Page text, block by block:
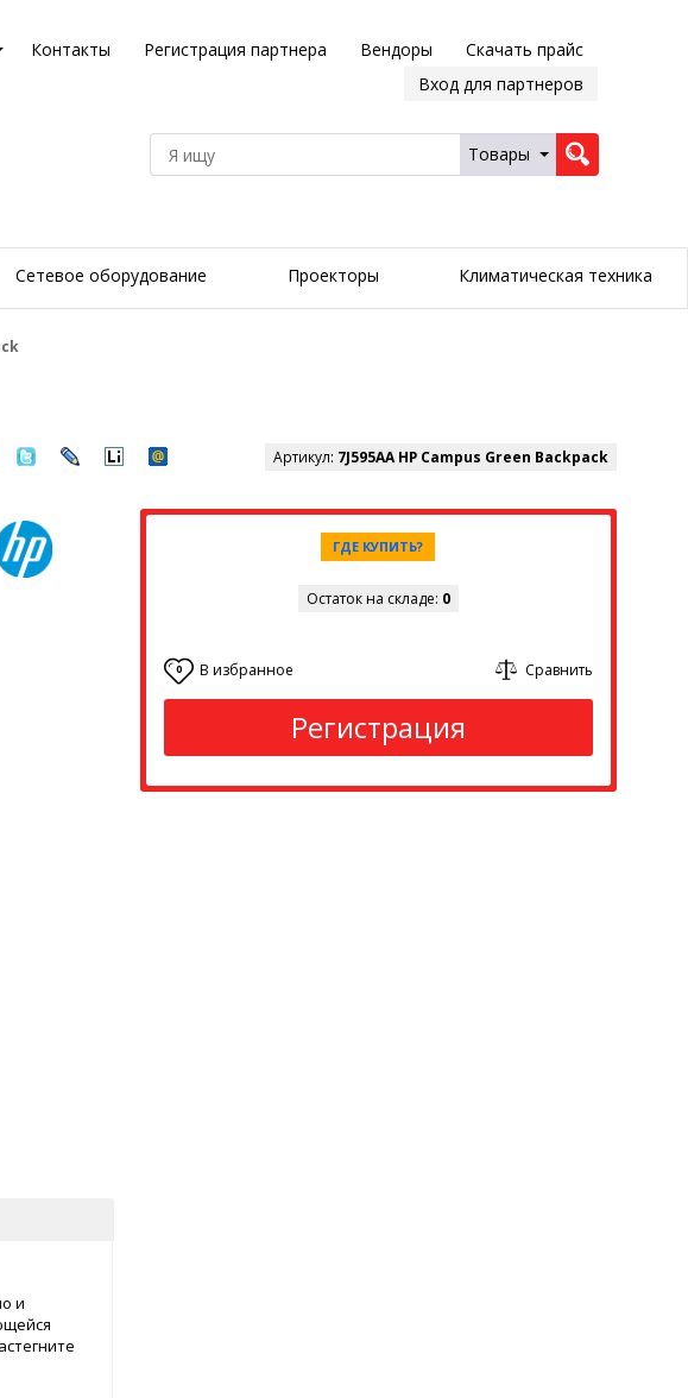
Контакты Регистрация партнера Вендоры
Скачать прайс
Вход для партнеров
Товары
Сетевое оборудование Проекторы Климатическая техника
Артикул: 7J595AA HP Campus Green Backpack
ГДЕ КУПИТЬ?
Остаток на складе: 0
0 В избранное Сравнить
Регистрация
и